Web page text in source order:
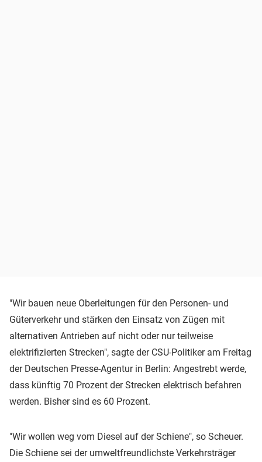
"Wir bauen neue Oberleitungen für den Personen- und
Güterverkehr und stärken den Einsatz von Zügen mit
alternativen Antrieben auf nicht oder nur teilweise
elektrifizierten Strecken", sagte der CSU-Politiker am Freitag
der Deutschen Presse-Agentur in Berlin: Angestrebt werde,
dass künftig 70 Prozent der Strecken elektrisch befahren
werden. Bisher sind es 60 Prozent.
"Wir wollen weg vom Diesel auf der Schiene", so Scheuer.
Die Schiene sei der umweltfreundlichste Verkehrsträger